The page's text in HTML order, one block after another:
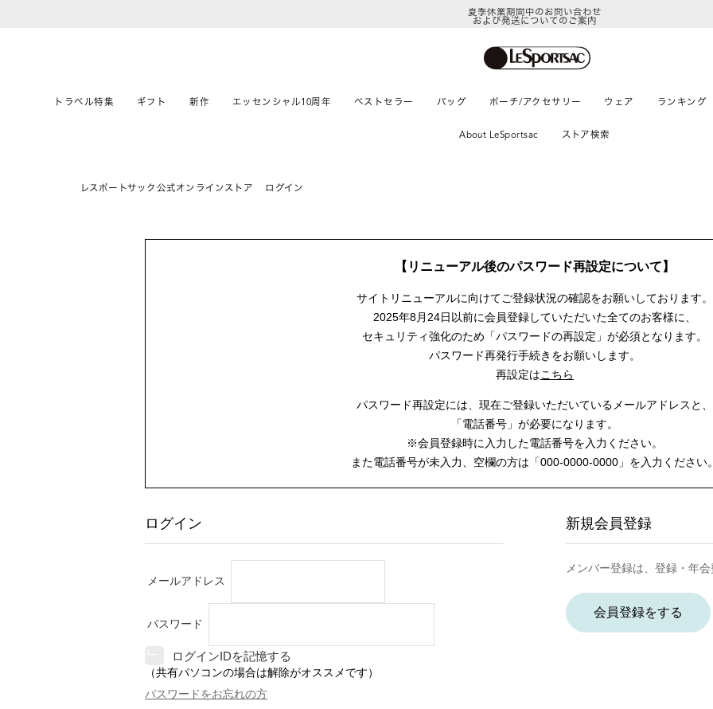
夏季休業期間中のお問い合わせ
および発送についてのご案内
トラベル特集 ギフト 新作 エッセンシャル10周年 ベストセラー バッグ ポーチ/アクセサリー ウェア ランキング
About LeSportsac ストア検索
レスポートサック公式オンラインストア ログイン
【リニューアル後のパスワード再設定について】
サイトリニューアルに向けてご登録状況の確認をお願いしております。
2025年8月24日以前に会員登録していただいた全てのお客様に、
セキュリティ強化のため「パスワードの再設定」が必須となります。
パスワード再発行手続きをお願いします。
再設定はこちら
パスワード再設定には、 現在ご登録いただいているメールアドレスと、
「電話番号」が必要になります。
※会員登録時に入力した電話番号を入力ください。
また電話番号が未入力、空欄の方は 「000-0000-0000」を入力ください。
ログイン
メールアドレス
パスワード
ログインIDを記憶する
（共有パソコンの場合は解除がオススメです）
パスワードをお忘れの方
新規会員登録
メンバー登録は、登録・年会
会員登録をする